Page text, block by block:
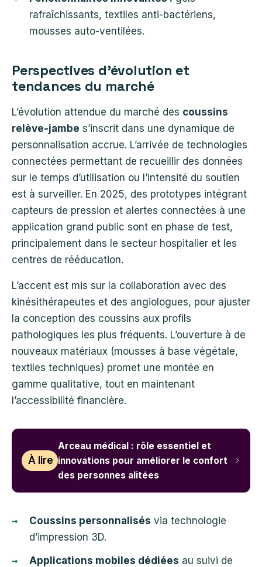
rafraîchissants, textiles anti-bactériens,
mousses auto-ventilées.
Perspectives d’évolution et
tendances du marché
L’évolution attendue du marché des coussins
relève-jambe s’inscrit dans une dynamique de
personnalisation accrue. L’arrivée de technologies
connectées permettant de recueillir des données
sur le temps d’utilisation ou l’intensité du soutien
est à surveiller. En 2025, des prototypes intégrant
capteurs de pression et alertes connectées à une
application grand public sont en phase de test,
principalement dans le secteur hospitalier et les
centres de rééducation.
L’accent est mis sur la collaboration avec des
kinésithérapeutes et des angiologues, pour ajuster
la conception des coussins aux profils
pathologiques les plus fréquents. L’ouverture à de
nouveaux matériaux (mousses à base végétale,
textiles techniques) promet une montée en
gamme qualitative, tout en maintenant
l’accessibilité financière.
À lire
Arceau médical : rôle essentiel et
innovations pour améliorer le confort
des personnes alitées
Coussins personnalisés via technologie
d’impression 3D.
Applications mobiles dédiées au suivi de